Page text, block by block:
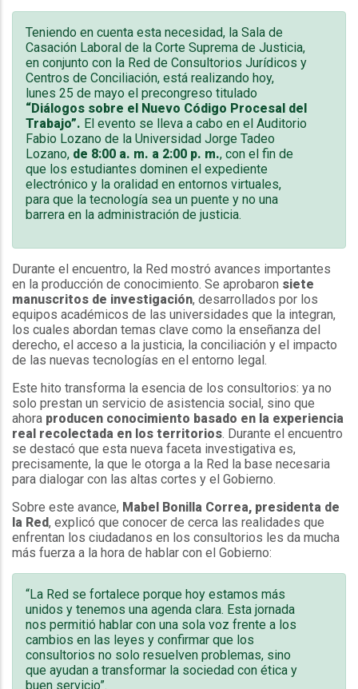
Teniendo en cuenta esta necesidad, la Sala de
Casación Laboral de la Corte Suprema de Justicia,
en conjunto con la Red de Consultorios Jurídicos y
Centros de Conciliación, está realizando hoy,
lunes 25 de mayo el precongreso titulado
“Diálogos sobre el Nuevo Código Procesal del
Trabajo”. El evento se lleva a cabo en el Auditorio
Fabio Lozano de la Universidad Jorge Tadeo
Lozano, de 8:00 a. m. a 2:00 p. m., con el fin de
que los estudiantes dominen el expediente
electrónico y la oralidad en entornos virtuales,
para que la tecnología sea un puente y no una
barrera en la administración de justicia.
Durante el encuentro, la Red mostró avances importantes
en la producción de conocimiento. Se aprobaron siete
manuscritos de investigación, desarrollados por los
equipos académicos de las universidades que la integran,
los cuales abordan temas clave como la enseñanza del
derecho, el acceso a la justicia, la conciliación y el impacto
de las nuevas tecnologías en el entorno legal.
Este hito transforma la esencia de los consultorios: ya no
solo prestan un servicio de asistencia social, sino que
ahora producen conocimiento basado en la experiencia
real recolectada en los territorios. Durante el encuentro
se destacó que esta nueva faceta investigativa es,
precisamente, la que le otorga a la Red la base necesaria
para dialogar con las altas cortes y el Gobierno.
Sobre este avance, Mabel Bonilla Correa, presidenta de
la Red, explicó que conocer de cerca las realidades que
enfrentan los ciudadanos en los consultorios les da mucha
más fuerza a la hora de hablar con el Gobierno:
“La Red se fortalece porque hoy estamos más
unidos y tenemos una agenda clara. Esta jornada
nos permitió hablar con una sola voz frente a los
cambios en las leyes y confirmar que los
consultorios no solo resuelven problemas, sino
que ayudan a transformar la sociedad con ética y
buen servicio”.